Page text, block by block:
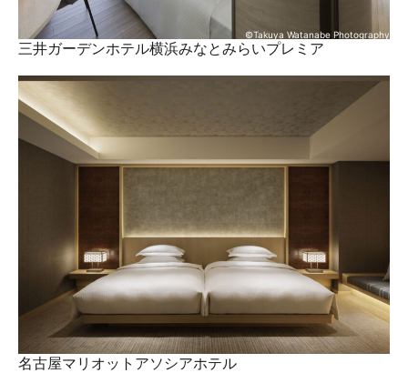
©Takuya Watanabe Photography
三井ガーデンホテル横浜みなとみらいプレミア
名古屋マリオットアソシアホテル